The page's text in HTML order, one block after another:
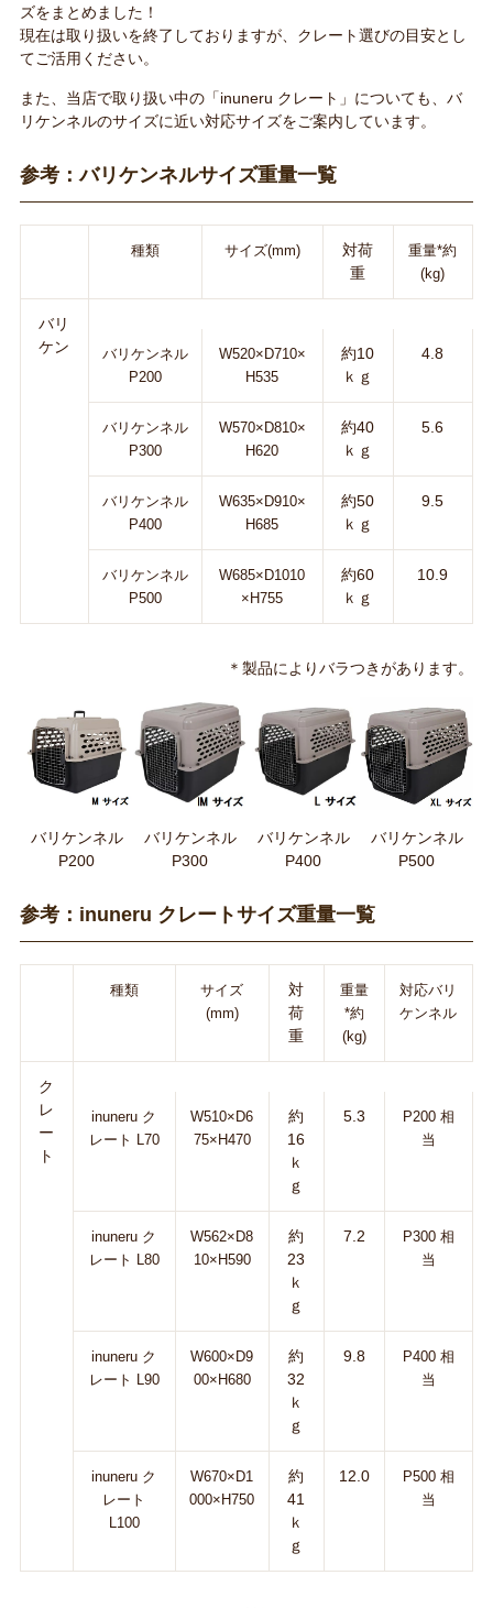
ズをまとめました！
現在は取り扱いを終了しておりますが、クレート選びの目安とし
てご活用ください。
また、当店で取り扱い中の「inuneru クレート」についても、バ
リケンネルのサイズに近い対応サイズをご案内しています。
参考：バリケンネルサイズ重量一覧
種類 サイズ(mm)
対荷
重
重量*約
(kg)
バリ
ケン
バリケンネル
P200
W520×D710×
H535
約10
ｋｇ
4.8
バリケンネル
P300
W570×D810×
H620
約40
ｋｇ
5.6
バリケンネル
P400
W635×D910×
H685
約50
ｋｇ
9.5
バリケンネル
P500
W685×D1010
×H755
約60
ｋｇ
10.9
＊製品によりバラつきがあります。
バリケンネル
P200
バリケンネル
P300
バリケンネル
P400
バリケンネル
P500
参考：inuneru クレートサイズ重量一覧
種類
サイズ
(mm)
対
荷
重
重量
*約
(kg)
対応バリ
ケンネル
ク
レ
ー
ト
inuneru ク
レート L70
W510×D6
75×H470
約
16
ｋ
ｇ
5.3
P200 相
当
inuneru ク
レート L80
W562×D8
10×H590
約
23
ｋ
ｇ
7.2
P300 相
当
inuneru ク
レート L90
W600×D9
00×H680
約
32
ｋ
ｇ
9.8
P400 相
当
inuneru ク
レート
L100
W670×D1
000×H750
約
41
ｋ
ｇ
12.0
P500 相
当